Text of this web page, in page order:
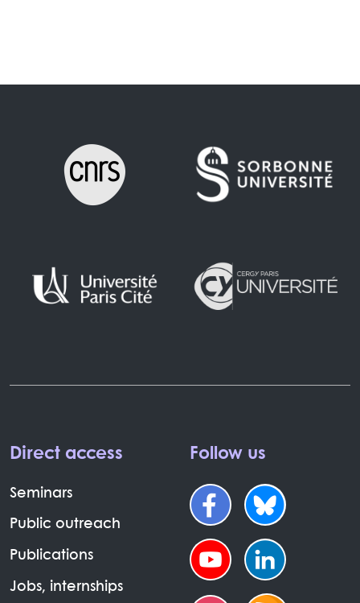
Direct access
Seminars
Public outreach
Publications
Jobs, internships
Follow us